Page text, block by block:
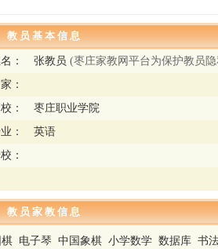
教 员 基 本 信 息
： 张教员 (枣庄家教网平台为保护教员
：
：
枣庄职业学院
：
英语
：
教 员 家 教 信 息
电子琴 中国象棋 小学数学 数据库 书